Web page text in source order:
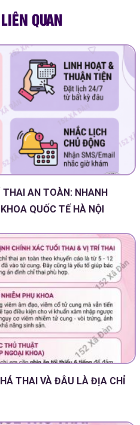
QUAN
AN TOÀN: NHANH
QUỐC TẾ HÀ NỘI
THAI VÀ ĐÂU LÀ ĐỊA CHỈ